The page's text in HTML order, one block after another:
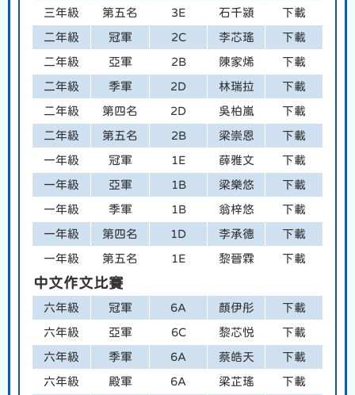
三年級 第五名 3E 石千潁 下載
二年級 冠軍 2C 李芯瑤 下載
二年級 亞軍 2B 陳家烯 下載
二年級 季軍 2D 林瑞拉 下載
二年級 第四名 2D 吳柏嵐 下載
二年級 第五名 2B 梁崇恩 下載
一年級 冠軍 1E 薛雅文 下載
一年級 亞軍 1B 梁樂悠 下載
一年級 季軍 1B 翁梓悠 下載
一年級 第四名 1D 李承德 下載
一年級 第五名 1E 黎晉霖 下載
中文作文比賽
六年級 冠軍 6A 顏伊彤 下載
六年級 亞軍 6C 黎芯悦 下載
六年級 季軍 6A 蔡皓天 下載
六年級 殿軍 6A 梁芷瑤 下載